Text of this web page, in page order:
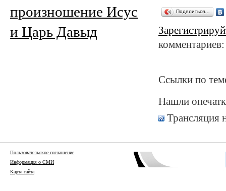
Поделиться…
Ссылки по
Нашли
Трансляция
произношение Исус
и Царь Давыд
Пользовательское соглашение
Информация о СМИ
Карта сайта